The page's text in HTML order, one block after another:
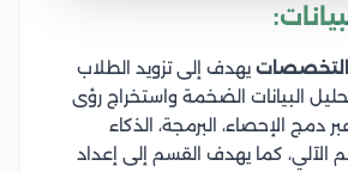
يهدف إلى تزويد الطلاب
البيانات الضخمة واستخراج رؤى
دمج الإحصاء، البرمجة، الذكاء
الآلي، كما يهدف القسم إلى إعداد